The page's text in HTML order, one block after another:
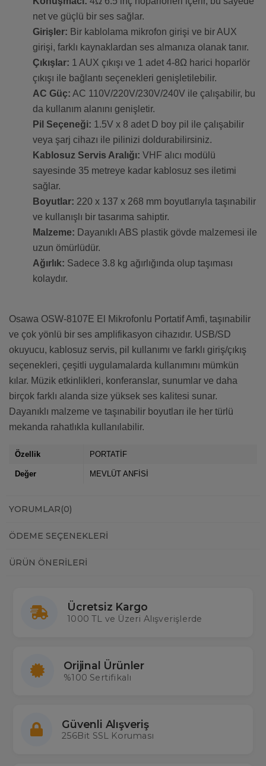
net ve güçlü bir ses sağlar.
Girişler: Bir kablolama mikrofon girişi ve bir AUX
girişi, farklı kaynaklardan ses almanıza olanak tanır.
Çıkışlar: 1 AUX çıkışı ve 1 adet 4-8Ω harici hoparlör
çıkışı ile bağlantı seçenekleri genişletilebilir.
AC Güç: AC 110V/220V/230V/240V ile çalışabilir, bu
da kullanım alanını genişletir.
Pil Seçeneği: 1.5V x 8 adet D boy pil ile çalışabilir
veya şarj cihazı ile pilinizi doldurabilirsiniz.
Kablosuz Servis Aralığı: VHF alıcı modülü
sayesinde 35 metreye kadar kablosuz ses iletimi
sağlar.
Boyutlar: 220 x 137 x 268 mm boyutlarıyla taşınabilir
ve kullanışlı bir tasarıma sahiptir.
Malzeme: Dayanıklı ABS plastik gövde malzemesi ile
uzun ömürlüdür.
Ağırlık: Sadece 3.8 kg ağırlığında olup taşıması
kolaydır.
Osawa OSW-8107E El Mikrofonlu Portatif Amfi, taşınabilir
ve çok yönlü bir ses amplifikasyon cihazıdır. USB/SD
okuyucu, kablosuz servis, pil kullanımı ve farklı giriş/çıkış
seçenekleri, çeşitli uygulamalarda kullanımını mümkün
kılar. Müzik etkinlikleri, konferanslar, sunumlar ve daha
birçok farklı alanda size yüksek ses kalitesi sunar.
Dayanıklı malzeme ve taşınabilir boyutları ile her türlü
mekanda rahatlıkla kullanılabilir.
Özellik PORTATİF
Değer MEVLÜT ANFİSİ
YORUMLAR(0)
ÖDEME SEÇENEKLERI
ÜRÜN ÖNERILERI
Ücretsiz Kargo
1000 TL ve Üzeri Alışverişlerde
Orijinal Ürünler
%100 Sertifikalı
Güvenli Alışveriş
256Bit SSL Koruması